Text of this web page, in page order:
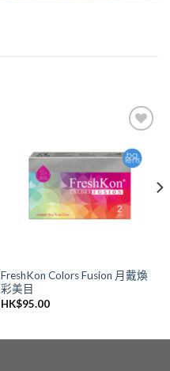
到喜
愛清
FreshKon Colors Fusion 月戴煥
彩美目
HK$95.00